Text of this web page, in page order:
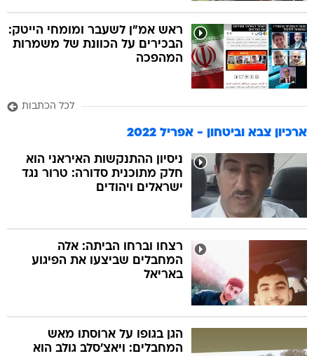
ראש אמ"ן לשעבר ומומחי הייטק:
הבכירים על הכוונת של משמרות
המהפכה
לכל הכתבות
ארכיון צבא וביטחון - אפריל 2022
ניסיון ההתנקשות האיראני הוא
חלק מתוכנית סדורה: טרור נגד
ישראלים ויהודים
רצחו וברחו הביתה: אלה
המחבלים שביצעו את הפיגוע
באריאל
הגן בגופו על ארוסתו מאש
המחבלים: ויאצ'סלב גולב הוא